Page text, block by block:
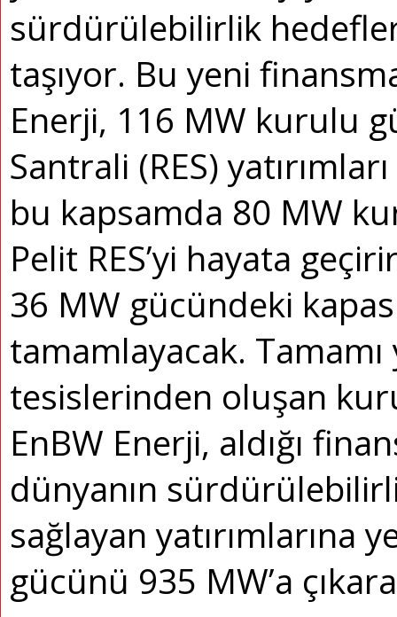
sürdürülebilirlik
taşıyor. Bu yeni
Enerji, 116 MW kurulu
Santrali (RES)
bu kapsamda 80 MW
Pelit RES’yi hayata
36 MW gücündeki
tamamlayacak.
tesislerinden oluşan
EnBW Enerji, aldığı
dünyanın
sağlayan yatırımlarına
gücünü 935 MW’a